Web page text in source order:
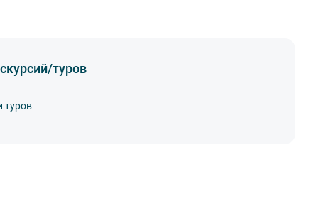
туров
туров